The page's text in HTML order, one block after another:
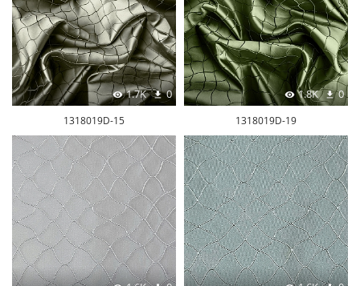
1.7K 0
1318019D-15
1.8K 0
1318019D-19